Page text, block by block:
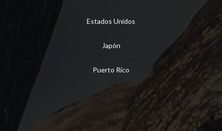
Estados Unidos
Japón
Puerto Rico